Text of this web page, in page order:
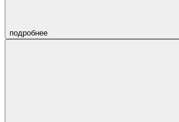
подробнее